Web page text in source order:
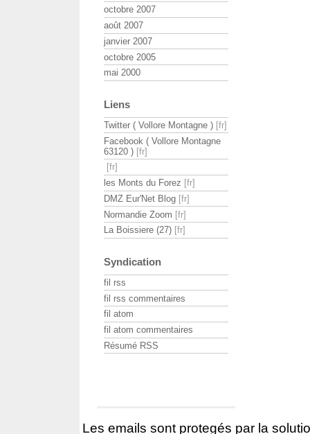
octobre 2007
août 2007
janvier 2007
octobre 2005
mai 2000
Liens
Twitter ( Vollore Montagne )
Facebook ( Vollore Montagne
63120 )
les Monts du Forez
DMZ Eur'Net Blog
Normandie Zoom
La Boissiere (27)
Syndication
fil rss
fil rss commentaires
fil atom
fil atom commentaires
Résumé RSS
Les emails sont protegés par la